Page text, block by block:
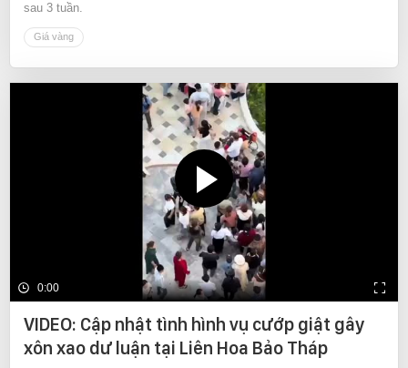
sau 3 tuần.
Giá vàng
0:00
VIDEO: Cập nhật tình hình vụ cướp giật gây
xôn xao dư luận tại Liên Hoa Bảo Tháp